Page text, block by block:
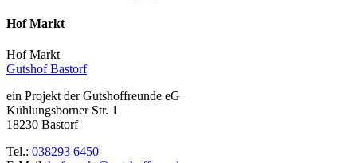
Hof Markt
Hof Markt
Gutshof Bastorf
ein Projekt der Gutshoffreunde eG
Kühlungsborner Str. 1
18230 Bastorf
Tel.: 038293 6450